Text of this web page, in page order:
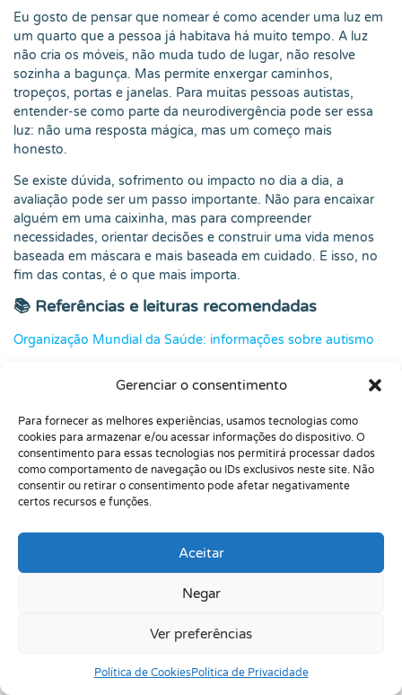
Gerenciar o consentimento
Para fornecer as melhores experiências, usamos tecnologias como
cookies para armazenar e/ou acessar informações do dispositivo. O
consentimento para essas tecnologias nos permitirá processar dados
como comportamento de navegação ou IDs exclusivos neste site. Não
consentir ou retirar o consentimento pode afetar negativamente
certos recursos e funções.
Aceitar
Negar
Ver preferências
Política de CookiesPolítica de Privacidade
Eu gosto de pensar que nomear é como acender uma luz em
um quarto que a pessoa já habitava há muito tempo. A luz
não cria os móveis, não muda tudo de lugar, não resolve
sozinha a bagunça. Mas permite enxergar caminhos,
tropeços, portas e janelas. Para muitas pessoas autistas,
entender-se como parte da neurodivergência pode ser essa
luz: não uma resposta mágica, mas um começo mais
honesto.
Se existe dúvida, sofrimento ou impacto no dia a dia, a
avaliação pode ser um passo importante. Não para encaixar
alguém em uma caixinha, mas para compreender
necessidades, orientar decisões e construir uma vida menos
baseada em máscara e mais baseada em cuidado. E isso, no
fim das contas, é o que mais importa.
📚 Referências e leituras recomendadas
Organização Mundial da Saúde: informações sobre autismo
CDC: sinais e sintomas do Transtorno do Espectro Autista
NIMH: Autism Spectrum Disorder
The Neurodiversity Approach(es): conceitos e abordagens da
neurodiversidade
Neurodiversity as Politics: movimento, direitos e inclusão
Social camouflaging em adultos autistas
Ministério da Saúde: Autismo
Perguntas Frequentes sobre: